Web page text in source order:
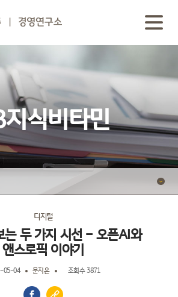
식비타민
디지털
는 두 가지 시선 - 오픈AI와
앤스로픽 이야기
05-04 문지은 조회수 3871